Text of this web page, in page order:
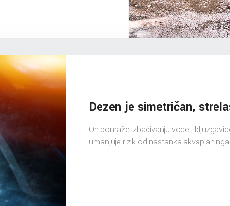
Dezen je simetričan,
On pomaže izbacivanju vode i
umanjuje rizik od nastanka akvaplaninga.